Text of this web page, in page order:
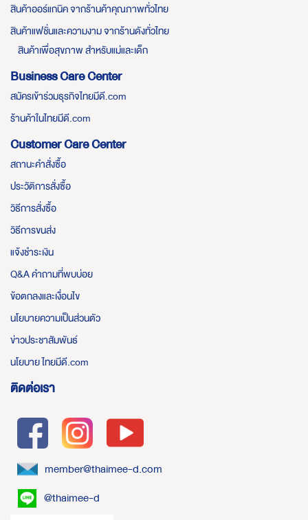
สินค้าออร์แกนิค จากร้านค้าคุณภาพทั่วไทย
สินค้าแฟชั่นและความงาม จากร้านดังทั่วไทย
สินค้าเพื่อสุขภาพ สำหรับแม่และเด็ก
Business Care Center
สมัครเข้าร่วมธุรกิจไทยมีดี.com
ร้านค้าในไทยมีดี.com
Customer Care Center
สถานะคำสั่งซื้อ
ประวัติการสั่งซื้อ
วิธีการสั่งซื้อ
วิธีการขนส่ง
แจ้งชำระเงิน
Q&A คำถามที่พบบ่อย
ข้อตกลงและเงื่อนไข
นโยบายความเป็นส่วนตัว
ข่าวประชาสัมพันธ์
นโยบาย ไทยมีดี.com
ติดต่อเรา
member@thaimee-d.com
@thaimee-d